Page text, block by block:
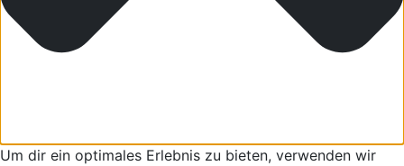
Um dir ein optimales Erlebnis zu bieten, verwenden wir